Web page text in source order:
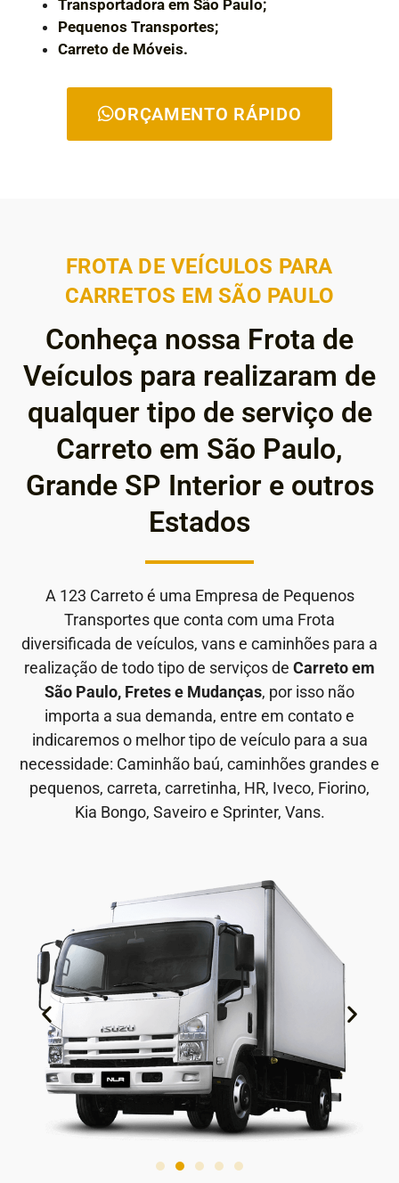
Transportadora em São Paulo;
Pequenos Transportes;
Carreto de Móveis.
ORÇAMENTO RÁPIDO
FROTA DE VEÍCULOS PARA
CARRETOS EM SÃO PAULO
Conheça nossa Frota de
Veículos para realizaram de
qualquer tipo de serviço de
Carreto em São Paulo,
Grande SP Interior e outros
Estados
A 123 Carreto é uma Empresa de Pequenos
Transportes que conta com uma Frota
diversificada de veículos, vans e caminhões para a
realização de todo tipo de serviços de Carreto em
São Paulo, Fretes e Mudanças, por isso não
importa a sua demanda, entre em contato e
indicaremos o melhor tipo de veículo para a sua
necessidade: Caminhão baú, caminhões grandes e
pequenos, carreta, carretinha, HR, Iveco, Fiorino,
Kia Bongo, Saveiro e Sprinter, Vans.